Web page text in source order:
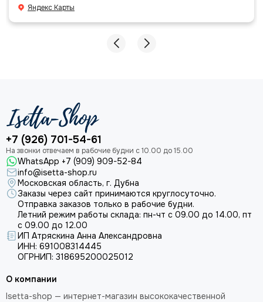
большое команде!
Яндекс Карты
+7 (926) 701-54-61
WhatsApp +7 (909) 909-52-84
info@isetta-shop.ru
Московская область, г. Дубна
Заказы через сайт принимаются круглосуточно.
Отправка заказов только в рабочие будни.
Летний режим работы склада: пн-чт с 09.00 до 14.00, пт
с 09.00 до 12.00
ИП Атряскина Анна Александровна
ИНН: 691008314445
ОГРНИП: 318695200025012
О компании
Isetta-shop — интернет-магазин высококачественной